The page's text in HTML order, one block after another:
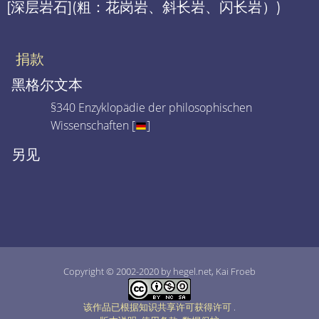
[深层岩石](粗：花岗岩、斜长岩、闪长岩）)
捐款
黑格尔文本
§340 Enzyklopädie der philosophischen
Wissenschaften [
]
另见
Copyright © 2002-2020 by hegel.net, Kai Froeb
该作品已根据知识共享许可获得许可 .